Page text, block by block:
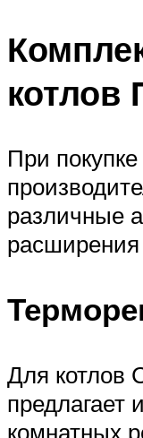
котлов
При
различные
Для котлов
предлагает
комнатных